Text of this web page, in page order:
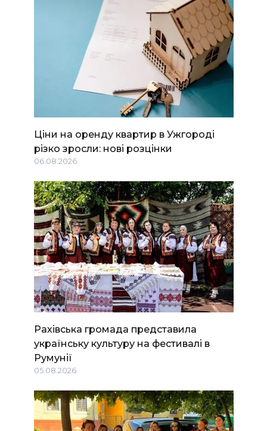
Ціни на оренду квартир в Ужгороді
різко зросли: нові розцінки
06.08.2026
Рахівська громада представила
українську культуру на фестивалі в
Румунії
05.08.2026